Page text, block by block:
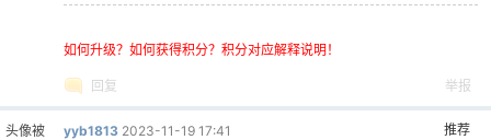
如何升级？如何获得积分？积分对应解释说明！
回复 举报
头像被
推荐
yyb1813 2023-11-19 17:41